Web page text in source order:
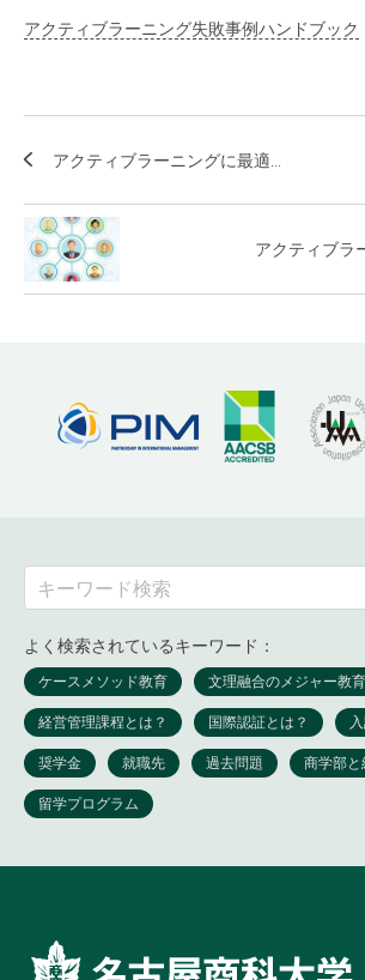
アクティブラーニング失敗事例ハンドブック
アクティブラーニングに最適...
アクティブラ
よく検索されているキーワード：